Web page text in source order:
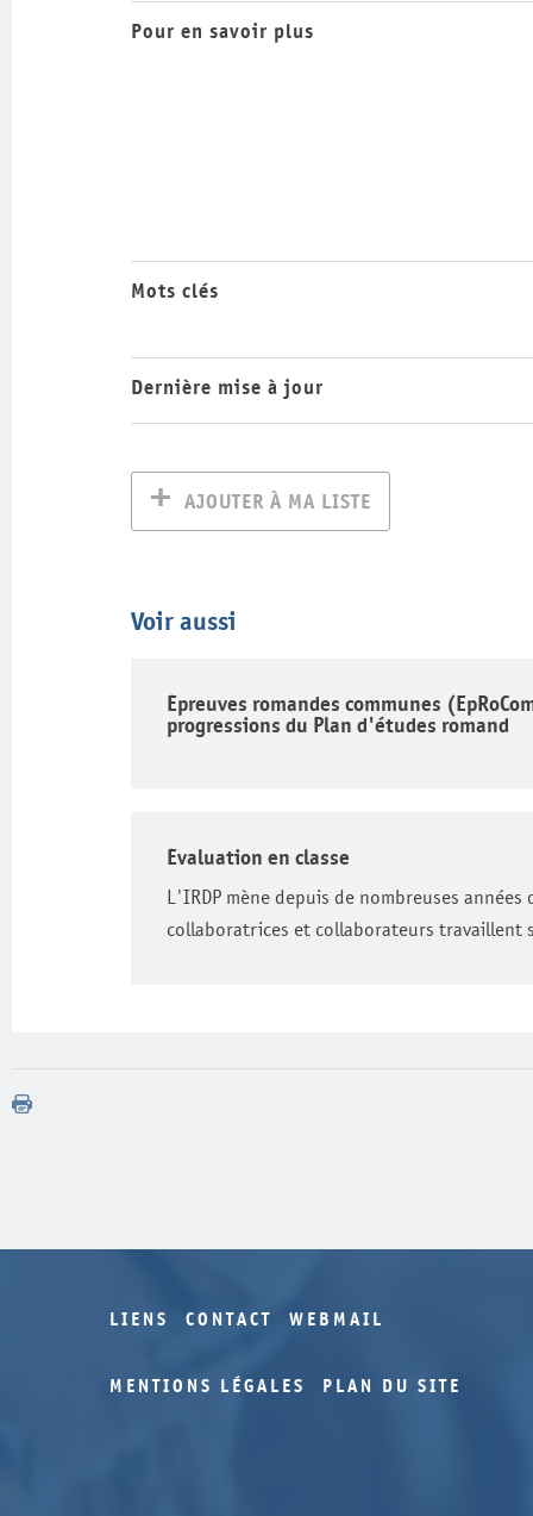
Pour en savoir plus
Mots clés
Dernière mise à jour
AJOUTER À MA LISTE
Voir aussi
Épreuves romandes communes
progressions du Plan d'études romand
Évaluation en classe
L'IRDP mène depuis de nombreuses
collaboratrices et collaborateurs travaillent
LIENS CONTACT WEBMAIL
MENTIONS LÉGALES PLAN DU SITE